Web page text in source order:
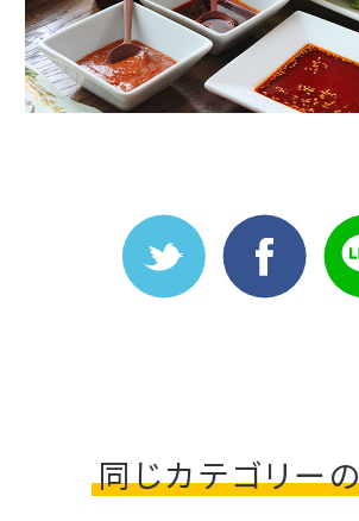
同じカテゴリー